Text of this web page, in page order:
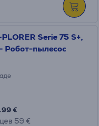
Serie 75 S+,
Робот-пылесос
.99 €
59 €